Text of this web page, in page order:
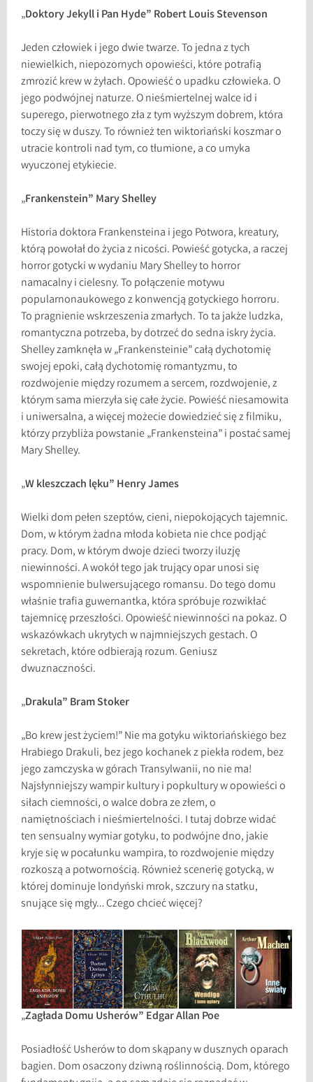
„Doktory Jekyll i Pan Hyde” Robert Louis Stevenson
Jeden człowiek i jego dwie twarze. To jedna z tych
niewielkich, niepozornych opowieści, które potrafią
zmrozić krew w żyłach. Opowieść o upadku człowieka. O
jego podwójnej naturze. O nieśmiertelnej walce id i
superego, pierwotnego zła z tym wyższym dobrem, która
toczy się w duszy. To również ten wiktoriański koszmar o
utracie kontroli nad tym, co tłumione, a co umyka
wyuczonej etykiecie.
„Frankenstein” Mary Shelley
Historia doktora Frankensteina i jego Potwora, kreatury,
którą powołał do życia z nicości. Powieść gotycka, a raczej
horror gotycki w wydaniu Mary Shelley to horror
namacalny i cielesny. To połączenie motywu
popularnonaukowego z konwencją gotyckiego horroru.
To pragnienie wskrzeszenia zmarłych. To ta jakże ludzka,
romantyczna potrzeba, by dotrzeć do sedna iskry życia.
Shelley zamknęła w „Frankensteinie” całą dychotomię
swojej epoki, całą dychotomię romantyzmu, to
rozdwojenie między rozumem a sercem, rozdwojenie, z
którym sama mierzyła się całe życie. Powieść niesamowita
i uniwersalna, a więcej możecie dowiedzieć się z filmiku,
którzy przybliża powstanie „Frankensteina” i postać samej
Mary Shelley.
„W kleszczach lęku” Henry James
Wielki dom pełen szeptów, cieni, niepokojących tajemnic.
Dom, w którym żadna młoda kobieta nie chce podjąć
pracy. Dom, w którym dwoje dzieci tworzy iluzję
niewinności. A wokół tego jak trujący opar unosi się
wspomnienie bulwersującego romansu. Do tego domu
właśnie trafia guwernantka, która spróbuje rozwikłać
tajemnicę przeszłości. Opowieść niewinności na pokaz. O
wskazówkach ukrytych w najmniejszych gestach. O
sekretach, które odbierają rozum. Geniusz
dwuznaczności.
„Drakula” Bram Stoker
„Bo krew jest życiem!” Nie ma gotyku wiktoriańskiego bez
Hrabiego Drakuli, bez jego kochanek z piekła rodem, bez
jego zamczyska w górach Transylwanii, no nie ma!
Najsłynniejszy wampir kultury i popkultury w opowieści o
siłach ciemności, o walce dobra ze złem, o
namiętnościach i nieśmiertelności. I tutaj dobrze widać
ten sensualny wymiar gotyku, to podwójne dno, jakie
kryje się w pocałunku wampira, to rozdwojenie między
rozkoszą a potwornością. Również scenerię gotycką, w
której dominuje londyński mrok, szczury na statku,
snujące się mgły… Czego chcieć więcej?
„Zagłada Domu Usherów” Edgar Allan Poe
Posiadłość Usherów to dom skąpany w dusznych oparach
bagien. Dom osaczony dziwną roślinnością. Dom, którego